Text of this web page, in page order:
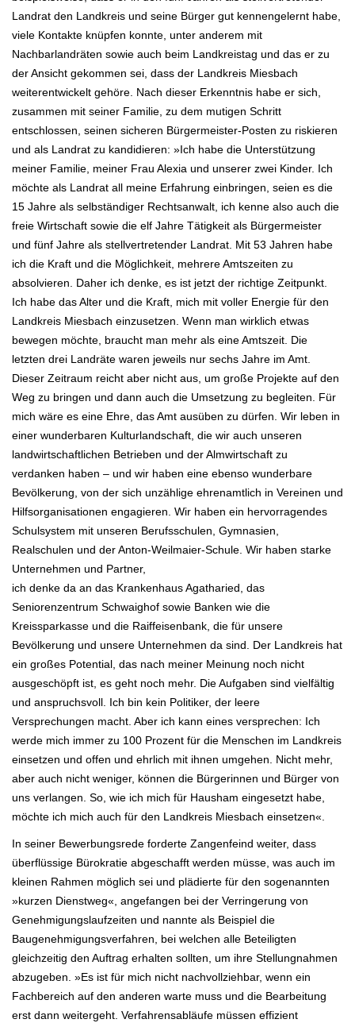
Landrat den Landkreis und seine Bürger gut kennengelernt habe,
viele Kontakte knüpfen konnte, unter anderem mit
Nachbarlandräten sowie auch beim Landkreistag und das er zu
der Ansicht gekommen sei, dass der Landkreis Miesbach
weiterentwickelt gehöre. Nach dieser Erkenntnis habe er sich,
zusammen mit seiner Familie, zu dem mutigen Schritt
entschlossen, seinen sicheren Bürgermeister-Posten zu riskieren
und als Landrat zu kandidieren: »Ich habe die Unterstützung
meiner Familie, meiner Frau Alexia und unserer zwei Kinder. Ich
möchte als Landrat all meine Erfahrung einbringen, seien es die
15 Jahre als selbständiger Rechtsanwalt, ich kenne also auch die
freie Wirtschaft sowie die elf Jahre Tätigkeit als Bürgermeister
und fünf Jahre als stellvertretender Landrat. Mit 53 Jahren habe
ich die Kraft und die Möglichkeit, mehrere Amtszeiten zu
absolvieren. Daher ich denke, es ist jetzt der richtige Zeitpunkt.
Ich habe das Alter und die Kraft, mich mit voller Energie für den
Landkreis Miesbach einzusetzen. Wenn man wirklich etwas
bewegen möchte, braucht man mehr als eine Amtszeit. Die
letzten drei Landräte waren jeweils nur sechs Jahre im Amt.
Dieser Zeitraum reicht aber nicht aus, um große Projekte auf den
Weg zu bringen und dann auch die Umsetzung zu begleiten. Für
mich wäre es eine Ehre, das Amt ausüben zu dürfen. Wir leben in
einer wunderbaren Kulturlandschaft, die wir auch unseren
landwirtschaftlichen Betrieben und der Almwirtschaft zu
verdanken haben – und wir haben eine ebenso wunderbare
Bevölkerung, von der sich unzählige ehrenamtlich in Vereinen und
Hilfsorganisationen engagieren. Wir haben ein hervorragendes
Schulsystem mit unseren Berufsschulen, Gymnasien,
Realschulen und der Anton-Weilmaier-Schule. Wir haben starke
Unternehmen und Partner,
ich denke da an das Krankenhaus Agatharied, das
Seniorenzentrum Schwaighof sowie Banken wie die
Kreissparkasse und die Raiffeisenbank, die für unsere
Bevölkerung und unsere Unternehmen da sind. Der Landkreis hat
ein großes Potential, das nach meiner Meinung noch nicht
ausgeschöpft ist, es geht noch mehr. Die Aufgaben sind vielfältig
und anspruchsvoll. Ich bin kein Politiker, der leere
Versprechungen macht. Aber ich kann eines versprechen: Ich
werde mich immer zu 100 Prozent für die Menschen im Landkreis
einsetzen und offen und ehrlich mit ihnen umgehen. Nicht mehr,
aber auch nicht weniger, können die Bürgerinnen und Bürger von
uns verlangen. So, wie ich mich für Hausham eingesetzt habe,
möchte ich mich auch für den Landkreis Miesbach einsetzen«.
In seiner Bewerbungsrede forderte Zangenfeind weiter, dass
überflüssige Bürokratie abgeschafft werden müsse, was auch im
kleinen Rahmen möglich sei und plädierte für den sogenannten
»kurzen Dienstweg«, angefangen bei der Verringerung von
Genehmigungslaufzeiten und nannte als Beispiel die
Baugenehmigungsverfahren, bei welchen alle Beteiligten
gleichzeitig den Auftrag erhalten sollten, um ihre Stellungnahmen
abzugeben. »Es ist für mich nicht nachvollziehbar, wenn ein
Fachbereich auf den anderen warte muss und die Bearbeitung
erst dann weitergeht. Verfahrensabläufe müssen effizient